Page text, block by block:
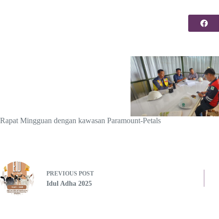
Rapat Mingguan dengan kawasan Paramount-Petals
PREVIOUS POST
Idul Adha 2025